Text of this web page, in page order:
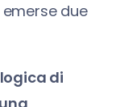
due
di